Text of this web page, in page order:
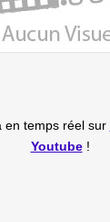
en temps réel sur
Youtube!